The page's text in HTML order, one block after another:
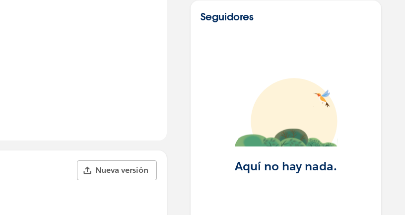
Nueva versión
Seguidores
Aquí no hay nada.